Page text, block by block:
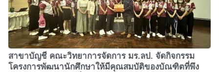
สาขาบัญชี คณะวิทยาการจัดการ มร.ลป. จัดกิจกรรม
โครงการพัฒนานักศึกษาให้มีคุณสมบัติของบัณฑิตที่พึง